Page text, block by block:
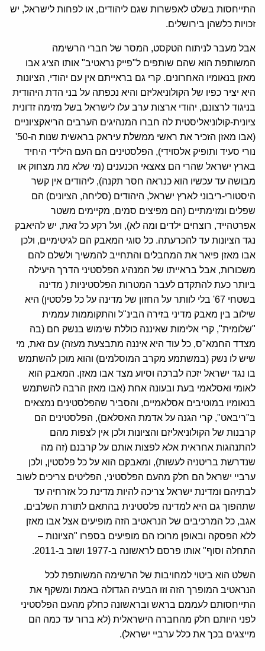
התייחסות בשלט לאפשרות שגם ליהודים, או לפחות לישראל, יש
זכויות כלשהן בירושלים.
אבל מעבר לניתוח הטקסט, המסר של חברי הרשימה
המשותפת הוא שהם שותפים ל"פייק נראטיב" אותו הציג אבו
מאזן בנאומיו האחרונים. קרי גם בראייתם אין עם יהודי, הציונות
היא יציר כפיו של הקולוניאליזם והיא נכפתה על בני הדת היהודית
בניגוד לרצונם, יהודי ארצות ערב עלו לישראל בשל מזימה זדונית
ציונית-קולוניאליסטית לה חברו המנהיגים הערבים הריאקציוניים
(אבו מאזן הזכיר את ראשי ממשלת עיראק בראשית שנות ה-50'
נורי סעיד ותופיק אלסוידי), הפלסטינים הם העם הילידי היחיד
בארץ ישראל שהרי הם צאצאי הכנענים (מי שלא מת מצחוק או
מבושה עד עכשיו הוא כנראה חסר תקנה), ליהודים אין קשר
היסטורי-ריבוני לארץ ישראל, היהודים (סליחה, הציונים) הם
שפלים ומזימתיים (הם מפיצים סמים, מקיימים משטר
אפרטהייד, רוצחים ילדים ומה לא), ועל רקע כל זאת, יש להיאבק
נגד הציונות עד להכרעתה. כל סוגי המאבק הם לגיטימיים, ולכן
אבו מאזן פיאר את המחבלים והתחייב להמשיך ולשלם להם
משכורות, אבל בראייתו של המנהיג הפלסטיני הדרך היעילה
ביותר כעת להתקדם לעבר המטרות הפלסטיניות ( מדינה
בשטחי 67' בלי לוותר על החזון של מדינה על כל פלסטין) היא
שילוב בין מאבק מדיני בזירה הבינ"ל והתקוממות עממית
"שלומית", קרי אלימות שאיננה כוללת שימוש בנשק חם (בה
מצדד החמא"ס, כל עוד היא איננה מתבצעת מעזה) עם זאת, מי
שיש לו נשק (במשתמע מקרב המוסלמים) והוא מוכן להשתמש
בו נגד ישראל יזכה לברכה וסיוע מצד אבו מאזן. המאבק הוא
לאומי ואסלאמי בעת ובעונה אחת (אבו מאזן הרבה להשתמש
בנאומיו במוטיבים אסלאמיים, והסביר שהפלסטינים נמצאים
ב"ריבאט", קרי הגנה על אדמת האסלאם), הפלסטינים הם
קרבנות של הקולוניאליזם והציונות ולכן אין לצפות מהם
להתנהגות אחראית אלא לפצות אותם על קרבנם (זה מה
שנדרשת בריטניה לעשות), ומאבקם הוא על כל פלסטין, ולכן
ערביי ישראל הם חלק מהעם הפלסטיני, הפליטים צריכים לשוב
לבתיהם ומדינת ישראל צריכה להיות מדינת כל אזרחיה עד
שתהפוך גם היא למדינה פלסטינית בהתאם לתורת השלבים.
אגב, כל המרכיבים של הנראטיב הזה מופיעים אצל אבו מאזן
ללא הפסקה ובאופן מרוכז הם מופיעים בספרו "הציונות –
התחלה וסוף" אותו פרסם לראשונה ב-1977 ושוב ב-2011.
השלט הוא ביטוי למחויבות של הרשימה המשותפת לכל
הנראטיב המופרך הזה וזו הבעיה הגדולה באמת ומשקף את
התייחסותם לעממם בראש ובראשונה כחלק מהעם הפלסטיני
לפני היותם חלק מהחברה הישראלית (לא ברור עד כמה הם
מייצגים בכך את כלל ערביי ישראל).